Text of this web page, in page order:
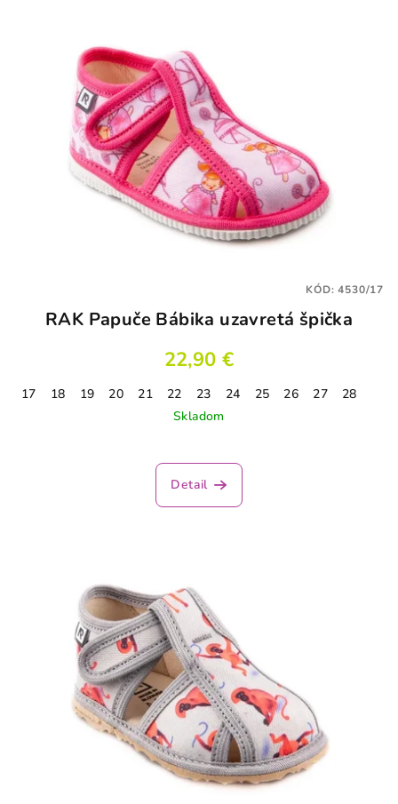
RAK Papuče Bábika uzavretá špička
22,90 €
17 18 19 20 21 22 23 24 25 26 27
28
Skladom
Detail
KÓD:4530/17